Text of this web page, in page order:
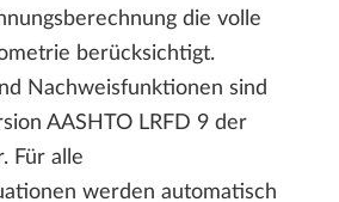
die volle
berücksichtigt.
Nachweisfunktionen sind
AASHTO LRFD 9 der
Für alle
werden automatisch